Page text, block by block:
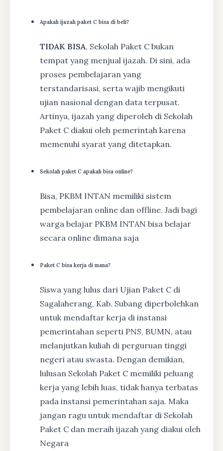
Apakah ijazah paket C bisa di beli?
TIDAK BISA, Sekolah Paket C bukan
tempat yang menjual ijazah. Di sini, ada
proses pembelajaran yang
terstandarisasi, serta wajib mengikuti
ujian nasional dengan data terpusat.
Artinya, ijazah yang diperoleh di Sekolah
Paket C diakui oleh pemerintah karena
memenuhi syarat yang ditetapkan.
Sekolah paket C apakah bisa online?
Bisa, PKBM INTAN memiliki sistem
pembelajaran online dan offline. Jadi bagi
warga belajar PKBM INTAN bisa belajar
secara online dimana saja
Paket C bisa kerja di mana?
Siswa yang lulus dari Ujian Paket C di
Sagalaherang, Kab. Subang diperbolehkan
untuk mendaftar kerja di instansi
pemerintahan seperti PNS, BUMN, atau
melanjutkan kuliah di perguruan tinggi
negeri atau swasta. Dengan demikian,
lulusan Sekolah Paket C memiliki peluang
kerja yang lebih luas, tidak hanya terbatas
pada instansi pemerintahan saja. Maka
jangan ragu untuk mendaftar di Sekolah
Paket C dan meraih ijazah yang diakui oleh
Negara